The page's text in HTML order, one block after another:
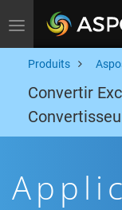
Toggle navigation
Produits
Convertir